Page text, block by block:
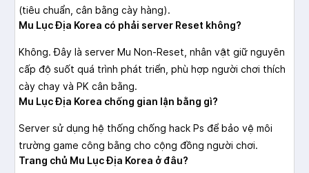
(tiêu chuẩn, cân bằng cày hàng).
Mu Lục Địa Korea có phải server Reset không?
Không. Đây là server Mu Non-Reset, nhân vật giữ nguyên
cấp độ suốt quá trình phát triển, phù hợp người chơi thích
cày chay và PK cân bằng.
Mu Lục Địa Korea chống gian lận bằng gì?
Server sử dụng hệ thống chống hack Ps để bảo vệ môi
trường game công bằng cho cộng đồng người chơi.
Trang chủ Mu Lục Địa Korea ở đâu?